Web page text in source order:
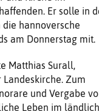
Er solle in
hannoversche
am Donnerstag mit.
Matthias Surall,
Zum
und Vergabe
Leben im